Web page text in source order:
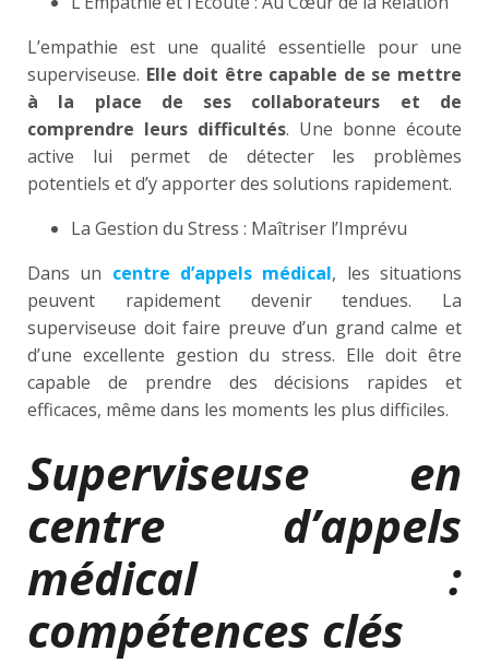
L’empathie est une qualité essentielle pour une
superviseuse. Elle doit être capable de se mettre
à la place de ses collaborateurs et de
comprendre leurs difficultés. Une bonne écoute
active lui permet de détecter les problèmes
potentiels et d’y apporter des solutions rapidement.
La Gestion du Stress : Maîtriser l’Imprévu
Dans un centre d’appels médical, les situations
peuvent rapidement devenir tendues. La
superviseuse doit faire preuve d’un grand calme et
d’une excellente gestion du stress. Elle doit être
capable de prendre des décisions rapides et
efficaces, même dans les moments les plus difficiles.
Superviseuse en
centre d’appels
médical :
compétences clés